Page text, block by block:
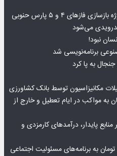
۴ و ۵ پارس حنوبی
می‌شود
نبود!
برنامه‌نویسی شد
به پا کرد
مواکب در ایام تعطیل و خارج از
منابع پایدار، درآمدهای کارمزدی و
بیش از ۷۰ میلیارد تومان به برنامه‌های مسئولیت اجتماعی